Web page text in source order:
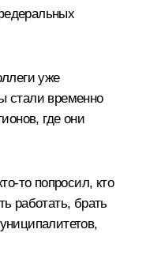
уже
стали временно
где они
попросил, кто
работать, брать